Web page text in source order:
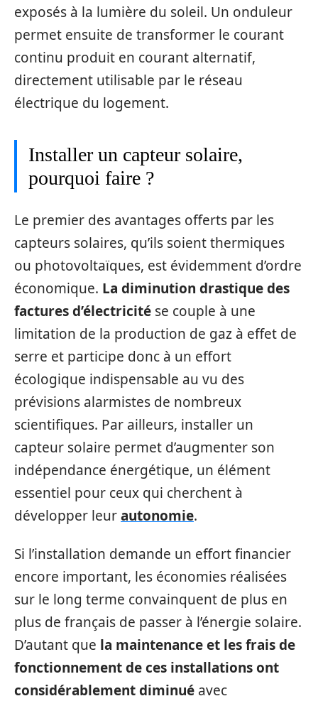
exposés à la lumière du soleil. Un onduleur
permet ensuite de transformer le courant
continu produit en courant alternatif,
directement utilisable par le réseau
électrique du logement.
Installer un capteur solaire,
pourquoi faire ?
Le premier des avantages offerts par les
capteurs solaires, qu’ils soient thermiques
ou photovoltaïques, est évidemment d’ordre
économique. La diminution drastique des
factures d’électricité se couple à une
limitation de la production de gaz à effet de
serre et participe donc à un effort
écologique indispensable au vu des
prévisions alarmistes de nombreux
scientifiques. Par ailleurs, installer un
capteur solaire permet d’augmenter son
indépendance énergétique, un élément
essentiel pour ceux qui cherchent à
développer leurautonomie.
Si l’installation demande un effort financier
encore important, les économies réalisées
sur le long terme convainquent de plus en
plus de français de passer à l’énergie solaire.
D’autant que la maintenance et les frais de
fonctionnement de ces installations ont
considérablement diminué avec